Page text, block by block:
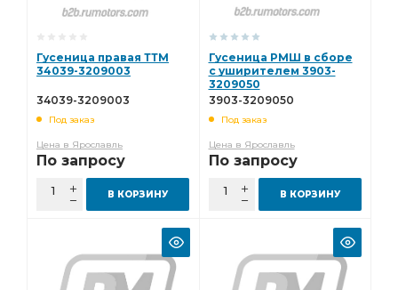
Гусеница правая ТТМ
34039-3209003
34039-3209003
Под заказ
Цена в Ярославль
По запросу
В КОРЗИНУ
Гусеница РМШ в сборе
с уширителем 3903-
3209050
3903-3209050
Под заказ
Цена в Ярославль
По запросу
В КОРЗИНУ